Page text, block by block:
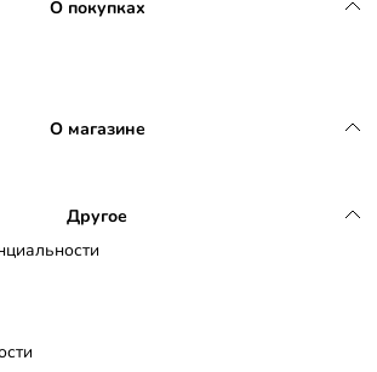
О покупках
О магазине
Другое